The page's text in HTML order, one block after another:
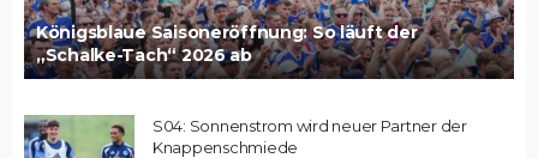
Königsblaue Saisoneröffnung: So läuft der
„Schalke-Tach“ 2026 ab
S04: Sonnenstrom wird neuer Partner der
Knappenschmiede